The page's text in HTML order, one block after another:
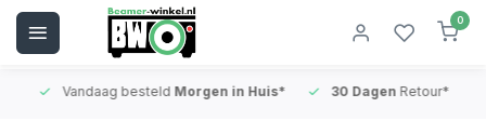
0
Vandaag besteldMorgen in Huis* 30 DagenRetour*